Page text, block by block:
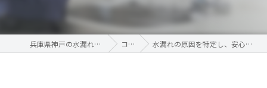
兵庫県神戸の水漏れならM'sサービス コラム 水漏れの原因を特定し、安心な環境を提供する方法